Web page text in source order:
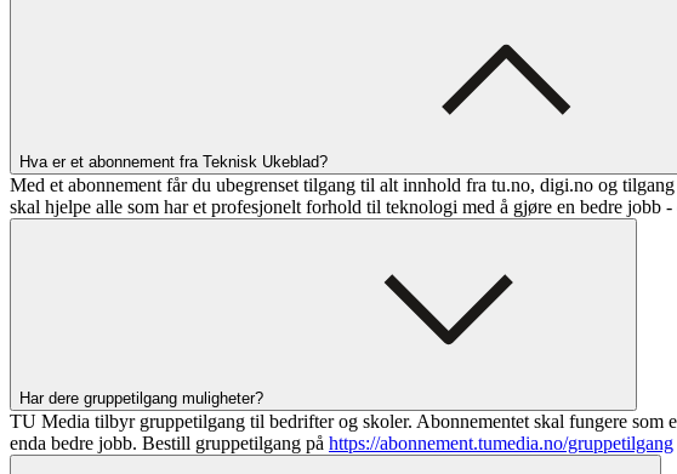
Hva er et abonnement fra Teknisk Ukeblad?
Med et abonnement får du ubegrenset tilgang til alt innhold fra tu.no, digi.no og
skal hjelpe alle som har et profesjonelt forhold til teknologi med å gjøre en bedre jobb
Har dere gruppetilgang muligheter?
TU Media tilbyr gruppetilgang til bedrifter og skoler. Abonnementet skal fungere som
enda bedre jobb. Bestill gruppetilgang på https://abonnement.tumedia.no/gruppetilgang